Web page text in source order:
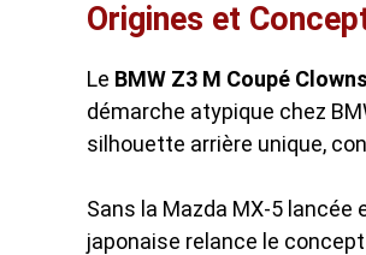
Origines et
Le BMW Z3 M Coupé
démarche atypique chez
silhouette arrière unique,
Sans la Mazda MX-5 lancée
japonaise relance le